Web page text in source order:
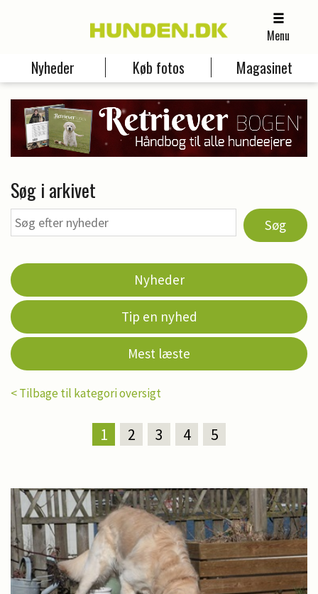
Menu
Nyheder Køb fotos Magasinet
Søg i arkivet
Søg
Nyheder
Tip en nyhed
Mest læste
< Tilbage til kategori oversigt
1 2 3 4 5